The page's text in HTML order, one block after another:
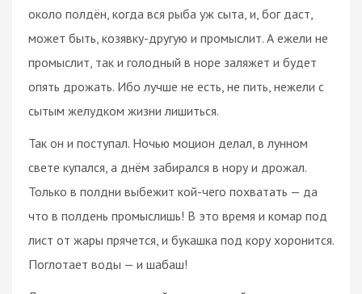
около полдён, когда вся рыба уж сыта, и, бог даст,
может быть, козявку-другую и промыслит. А ежели не
промыслит, так и голодный в норе заляжет и будет
опять дрожать. Ибо лучше не есть, не пить, нежели с
сытым желудком жизни лишиться.
Так он и поступал. Ночью моцион делал, в лунном
свете купался, а днём забирался в нору и дрожал.
Только в полдни выбежит кой-чего похватать — да
что в полдень промыслишь! В это время и комар под
лист от жары прячется, и букашка под кору хоронится.
Поглотает воды — и шабаш!